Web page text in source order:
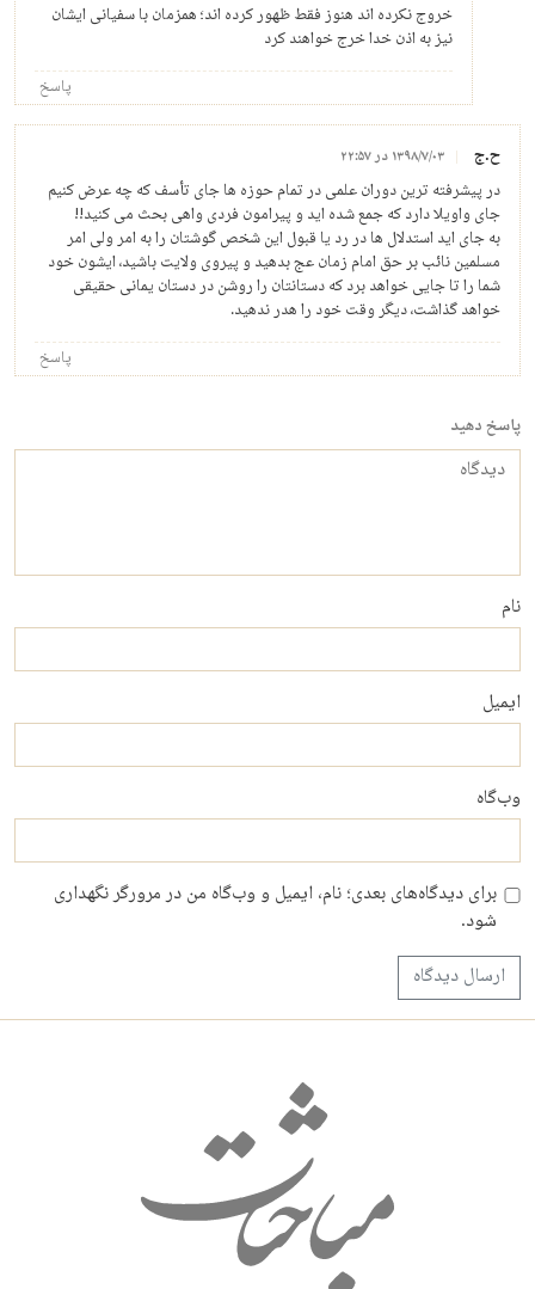
خروج نکرده اند هنوز فقط ظهور کرده اند؛ همزمان با سفیانی ایشان
نیز به اذن خدا خرج خواهند کرد
پاسخ
ح.ج ۱۳۹۸/۷/۰۳ در ۲۲:۵۷
در پیشرفته ترین دوران علمی در تمام حوزه ها جای تأسف که چه عرض کنیم
جای واویلا دارد که جمع شده اید و پیرامون فردی واهی بحث می کنید!!
به جای اید استدلال ها در رد یا قبول این شخص گوشتان را به امر ولی امر
مسلمین نائب بر حق امام زمان عج بدهید و پیروی ولایت باشید، ایشون خود
شما را تا جایی خواهد برد که دستانتان را روشن در دستان یمانی حقیقی
خواهد گذاشت، دیگر وقت خود را هدر ندهید.
پاسخ
پاسخ دهید
دیدگاه
نام
ایمیل
وب‌گاه
برای دیدگاه‌های بعدی؛ نام، ایمیل و وب‌گاه من در مرورگر نگهداری
شود.